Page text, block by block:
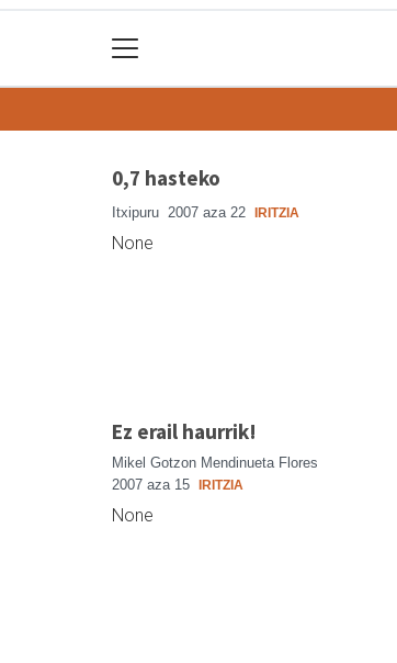
0,7 hasteko
Itxipuru 2007 aza 22 IRITZIA
None
Ez erail haurrik!
Mikel Gotzon Mendinueta Flores
2007 aza 15 IRITZIA
None